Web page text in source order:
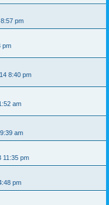
pm
pm
8:40 pm
am
am
11:35 pm
pm